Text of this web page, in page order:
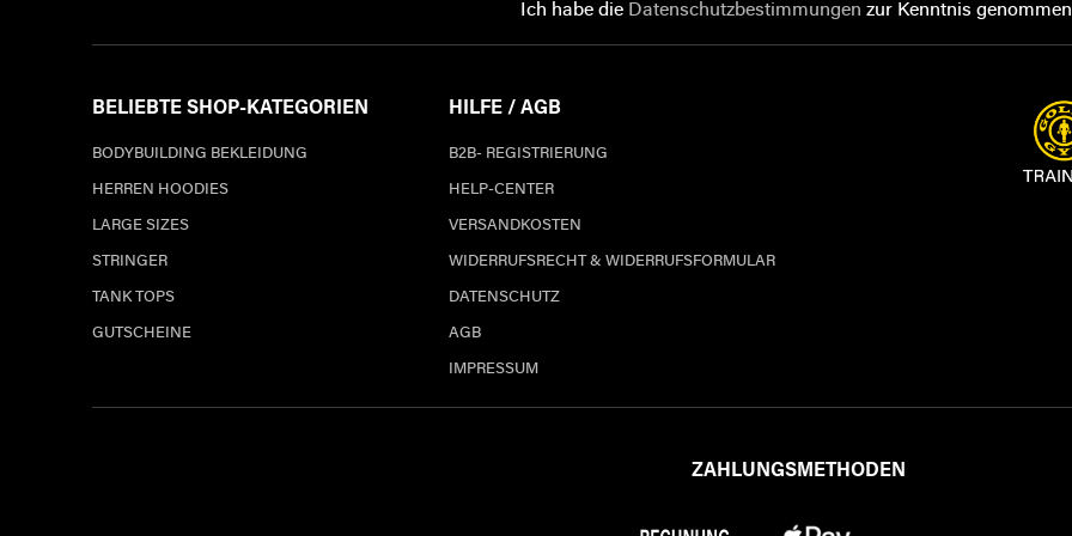
Ich habe die Datenschutzbestimmungen zur Kenntnis
BELIEBTE SHOP-KATEGORIEN
BODYBUILDING BEKLEIDUNG
HERREN HOODIES
LARGE SIZES
STRINGER
TANK TOPS
GUTSCHEINE
HILFE / AGB
B2B- REGISTRIERUNG
HELP-CENTER
VERSANDKOSTEN
WIDERRUFSRECHT & WIDERRUFSFORMULAR
DATENSCHUTZ
AGB
IMPRESSUM
ZAHLUNGSMETHODEN